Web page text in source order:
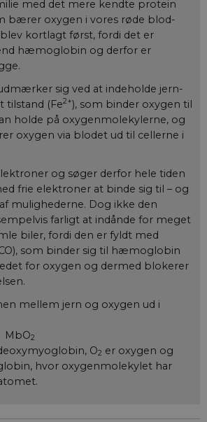
med det mere kendte protein
bærer oxygen i vores røde blod­
kortlagt først, fordi det er
hæmoglobin og derfor er
sig ved at indeholde jern-
tilstand (Fe2+), som binder oxygen til
holde på oxygenmolekylerne, og
oxygen via blodet ud til cellerne i
og søger derfor hele tiden
frie elektroner at binde sig til – og
mulighederne. Dog ikke den
farligt at indånde for meget
biler, fordi den er fyldt med
som binder sig til hæmoglobin
for oxygen og dermed blokerer
mellem jern og oxygen ud i
MbO2
O2 er oxygen og
hvor oxygenmolekylet har